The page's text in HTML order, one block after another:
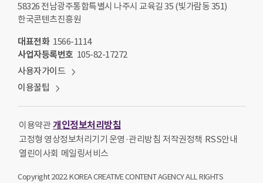
58326 전남광주통합특별시 나주시 교육길 35 (빛가람동 351)
한국콘텐츠진흥원
대표전화 1566-1114
사업자등록번호 105-82-17272
사용자가이드
이용꿀팁
이용약관 개인정보처리방침
고정형 영상정보처리기기 운영·관리방침 저작권정책 RSS안내
열린이사회 메일링서비스
Copyright 2022. KOREA CREATIVE CONTENT AGENCY ALL RIGHTS